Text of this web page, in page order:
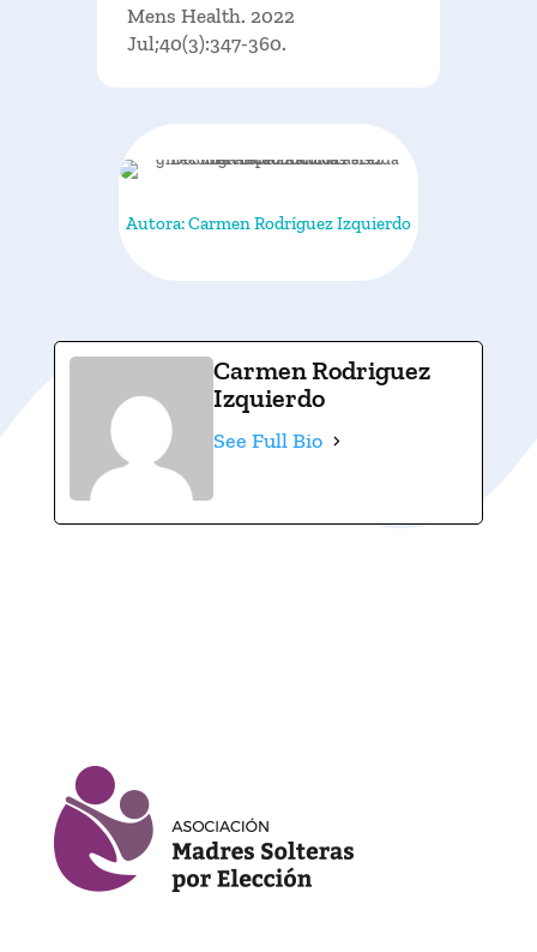
Mens Health. 2022
Jul;40(3):347-360.
Autora: Carmen Rodríguez Izquierdo
Carmen Rodriguez
Izquierdo
See Full Bio